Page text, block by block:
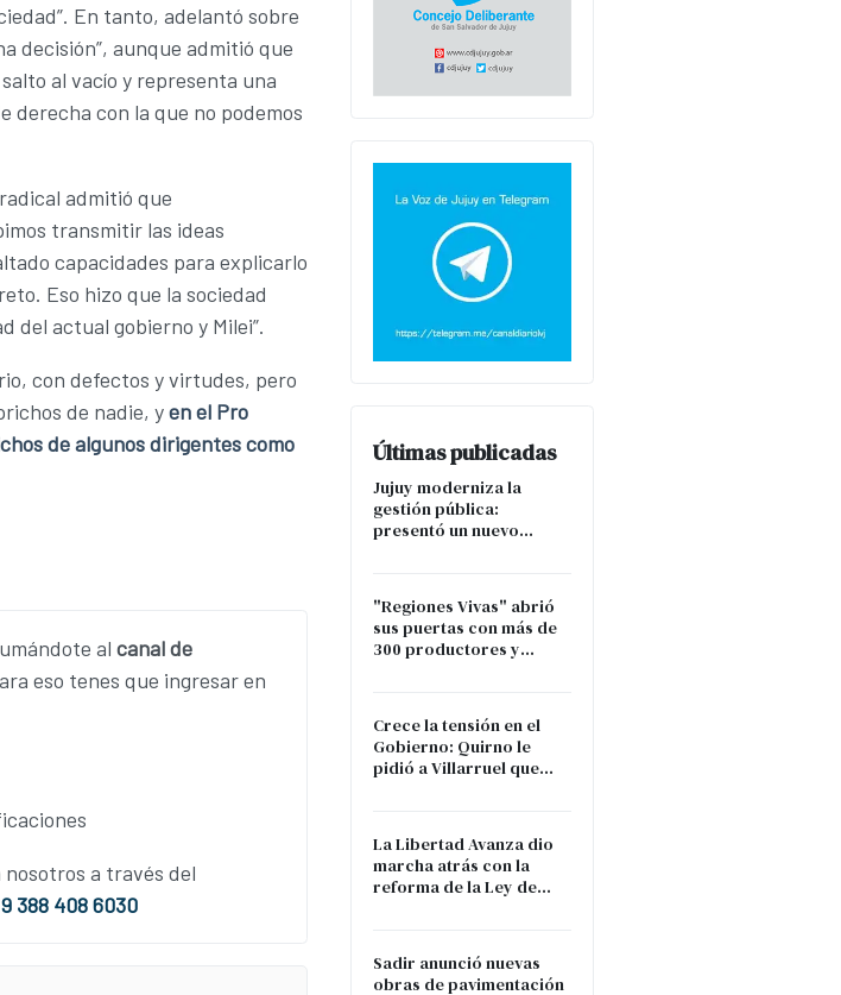
Últimas publicadas
Jujuy moderniza la
gestión pública:
presentó un nuevo
2027
"Regiones Vivas" abrió
sus puertas con más de
300 productores y
Crece la tensión en el
Gobierno: Quirno le
pidió a Villarruel que
La Libertad Avanza dio
marcha atrás con la
reforma de la Ley de
Sadir anunció nuevas
obras de pavimentación
En tanto, adelantó sobre
decisión”, aunque admitió que
al vacío y representa una
derecha con la que no podemos
admitió que
transmitir las ideas
capacidades para explicarlo
Eso hizo que la sociedad
del actual gobierno y Milei”.
con defectos y virtudes, pero
de nadie, yen el Pro
de algunos dirigentes como
al canal de
eso tenes que ingresar en
a través del
388 408 6030